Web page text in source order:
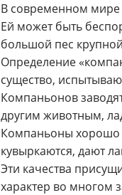
В современном мире
Ей может быть
большой пес
Определение
существо,
Компаньонов
другим животным,
Компаньоны хорошо
кувыркаются, дают
Эти качества
характер во многом